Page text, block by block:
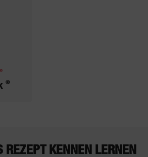
®
®
REZEPT KENNEN LERNEN